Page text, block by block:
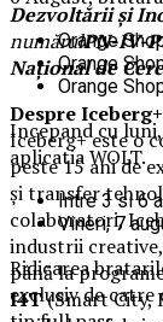
Dezvoltării și
numărulPN-IV-
Național de
Despre Iceberg+
Iceberg+ este o
peste 15 ani de
și transfer
colaboratori,
industrii
până la
I4T(Smart City,
Orange
Orange
Orange
Incepand cu
aplicatia WOLT.
Intre 3 si 6
Vineri, 7
Ridicarea
exclusiv de